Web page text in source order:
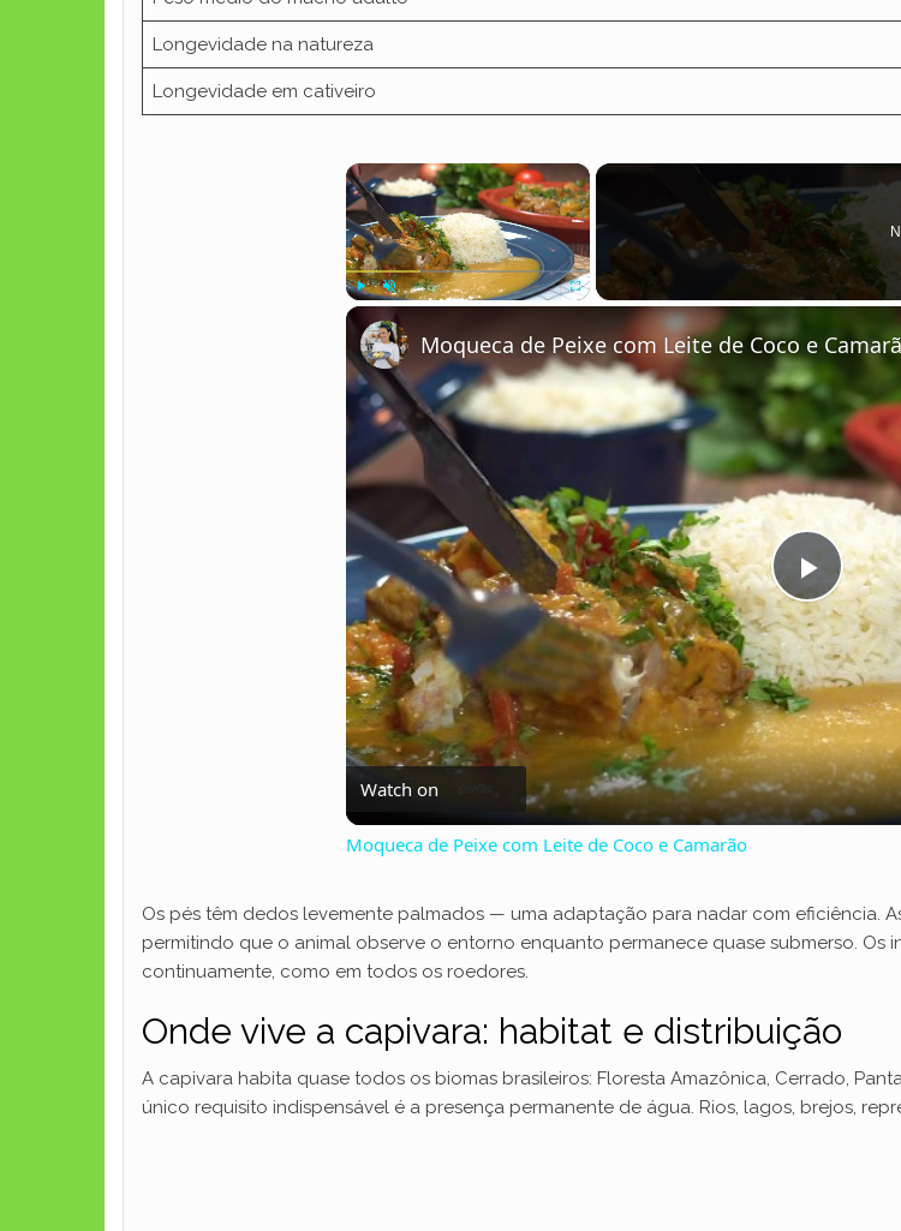
Longevidade na natureza
Longevidade em cativeiro
×
P
l
a
y
i
d
e
Moqueca de Peixe com Leite de Coco e
Watch on
Moqueca de Peixe com Leite de Coco e Camarão
Os pés têm dedos levemente palmados — uma adaptação para nadar com eficiência.
permitindo que o animal observe o entorno enquanto permanece quase submerso. Os
continuamente, como em todos os roedores.
Onde vive a capivara: habitat e distribuição
A capivara habita quase todos os biomas brasileiros: Floresta Amazônica, Cerrado,
único requisito indispensável é a presença permanente de água. Rios, lagos, brejos,